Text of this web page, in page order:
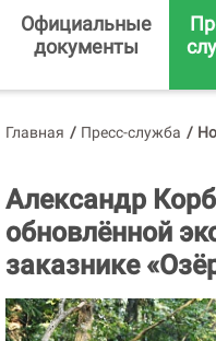
Официальные
документы
Главная / Пресс-служба /
Александр
обновлённой
заказнике